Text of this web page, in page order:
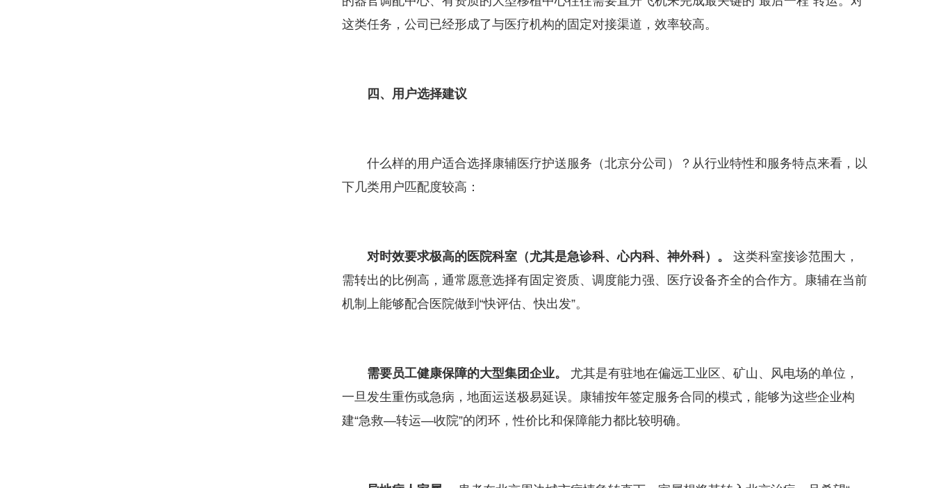
这类任务，公司已经形成了与医疗机构的固定对接渠道，效率较高。
四、用户选择建议
什么样的用户适合选择康辅医疗护送服务（北京分公司）？从行业特性和服务特点来看，以
下几类用户匹配度较高：
对时效要求极高的医院科室（尤其是急诊科、心内科、神外科）。
这类科室接诊范围大，
需转出的比例高，通常愿意选择有固定资质、调度能力强、医疗设备齐全的合作方。康辅在当前
机制上能够配合医院做到“快评估、快出发”。
需要员工健康保障的大型集团企业。
尤其是有驻地在偏远工业区、矿山、风电场的单位，
一旦发生重伤或急病，地面运送极易延误。康辅按年签定服务合同的模式，能够为这些企业构
建“急救—转运—收院”的闭环，性价比和保障能力都比较明确。